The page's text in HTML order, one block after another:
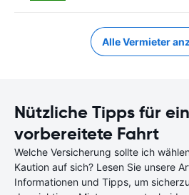
Alle Vermieter
Nützliche Tipps für
vorbereitete Fahrt
Welche Versicherung sollte ich
Kaution auf sich? Lesen Sie unsere
Informationen und Tipps, um